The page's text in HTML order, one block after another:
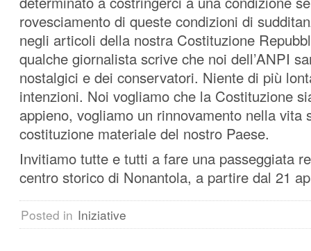
rovesciamento di queste condizioni di
negli articoli della nostra Costituzione
qualche giornalista scrive che noi dell’ANPI
nostalgici e dei conservatori. Niente di più
intenzioni. Noi vogliamo che la Costituzione
appieno, vogliamo un rinnovamento nella vita
costituzione materiale del nostro Paese.
Invitiamo tutte e tutti a fare una passeggiata
centro storico di Nonantola, a partire dal 21
Posted in Iniziative